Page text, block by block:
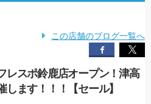
この店舗のブログ一覧へ
レスポ鈴鹿店オープン！津高
ます！！！【セール】